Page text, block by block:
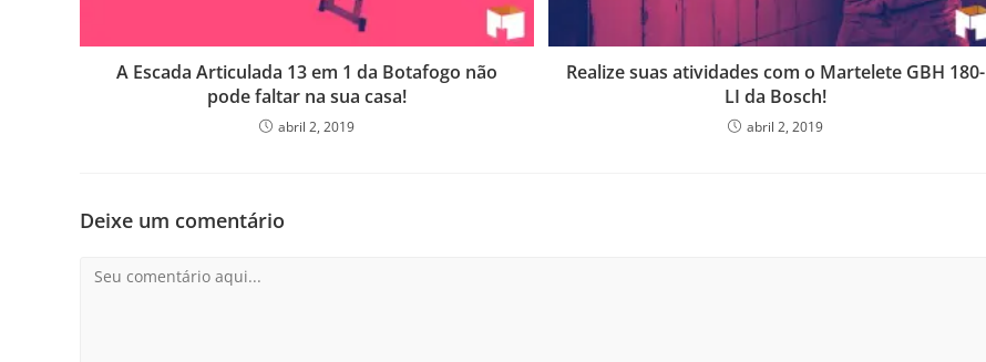
A Escada Articulada 13 em 1 da Botafogo não
pode faltar na sua casa!
abril 2, 2019
Realize suas atividades com o Martelete GBH 180-
LI da Bosch!
abril 2, 2019
Deixe um comentário